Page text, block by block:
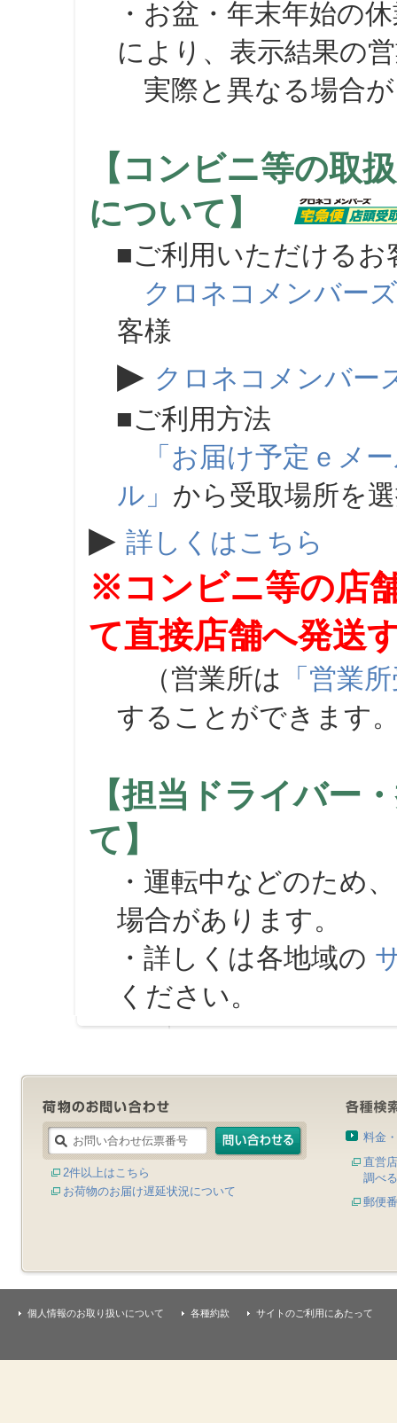
・お盆・年末年始の
により、表示結果の
実際と異なる場合が
【コンビニ等の取
について】
■ご利用いただけるお
クロネコメンバーズ
客様
▶ クロネコメンバー
■ご利用方法
「お届け予定ｅメ
ル」 から受取場所を
▶ 詳しくはこちら
※コンビニ等の店
て直接店舗へ発送
（営業所は 「営業
することができます
【担当ドライバー
て】
・運転中などのため
場合があります。
・詳しくは各地域の
ください。
2件以上はこちら
お荷物のお届け遅延状況について
料金
直営
調べる
郵便
個人情報のお取り扱いについて 各種約款 サイトのご利用にあたって